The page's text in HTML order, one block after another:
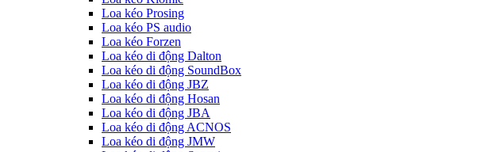
Loa kéo Prosing
Loa kéo PS audio
Loa kéo Forzen
Loa kéo di động Dalton
Loa kéo di động SoundBox
Loa kéo di động JBZ
Loa kéo di động Hosan
Loa kéo di động JBA
Loa kéo di động ACNOS
Loa kéo di động JMW